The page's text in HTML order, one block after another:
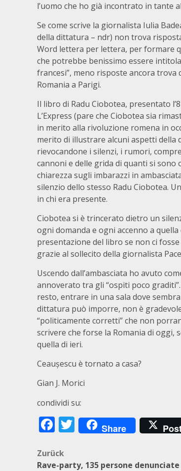
l’uomo che ho già incontrato in tante
Se come scrive la giornalista Iulia
della dittatura – ndr) non trova
Word lettera per lettera, per formare
che potrebbe benissimo essere
francesi”, meno risposte ancora trova
Romania a Parigi.
Il libro di Radu Ciobotea, presentato
L’Express (pare che Ciobotea sia
in merito alla rivoluzione romena in
merito di illustrare alcuni aspetti della
rievocandone i silenzi, i rumori,
cannoni e delle grida di quanti si
chiarezza sugli imbarazzi in
silenzio dello stesso Radu Ciobotea.
in chi era presente.
Ciobotea si è trincerato dietro un
ogni domanda e ogni accenno a
presentazione del libro se non ci
grazie al sollecito della giornalista
Uscendo dall’ambasciata ho avuto
annoverato tra gli “ospiti poco
resto, entrare in una sala dove
dittatura può imporre, non è
“politicamente corretti” che non
scrivere che forse la Romania di
quella di ieri.
Ceaușescu è tornato a casa?
Gian J. Morici
condividi su:
Facebook
Twitter
Share
Beitragsnavigation
Zurück
Rave-party, 135 persone denunciate